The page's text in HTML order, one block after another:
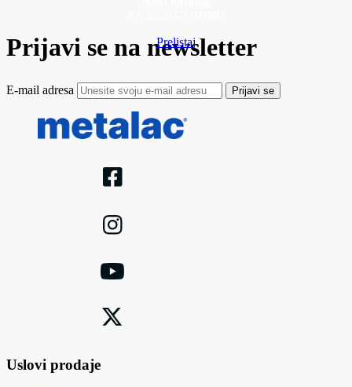
Prelistaj
Prijavi se na newsletter
E-mail adresa Prijavi se
Uslovi prodaje